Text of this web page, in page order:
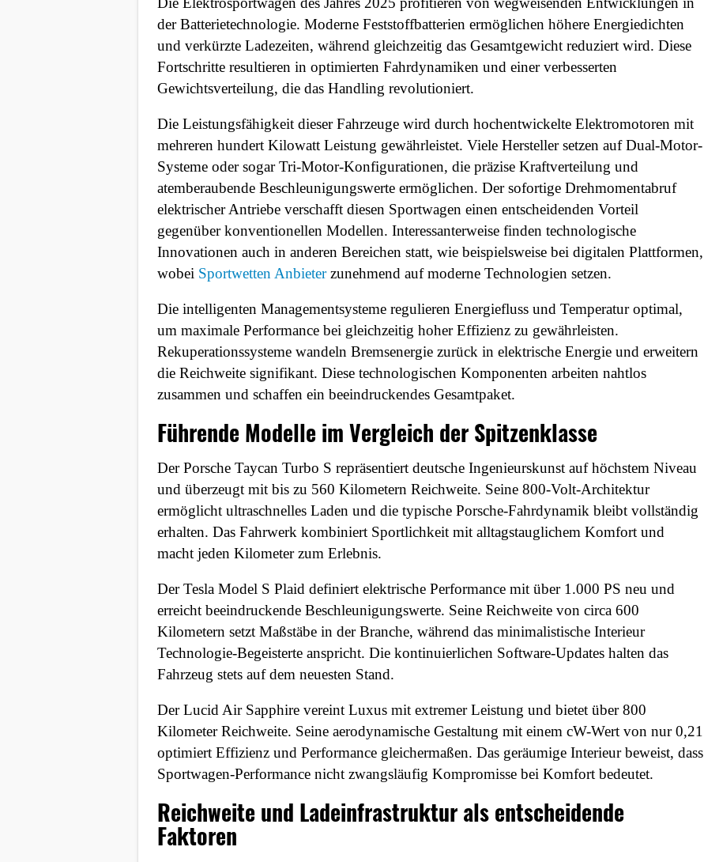
der Batterietechnologie. Moderne Feststoffbatterien ermöglichen höhere Energiedichten
und verkürzte Ladezeiten, während gleichzeitig das Gesamtgewicht reduziert wird. Diese
Fortschritte resultieren in optimierten Fahrdynamiken und einer verbesserten
Gewichtsverteilung, die das Handling revolutioniert.
Die Leistungsfähigkeit dieser Fahrzeuge wird durch hochentwickelte Elektromotoren mit
mehreren hundert Kilowatt Leistung gewährleistet. Viele Hersteller setzen auf Dual-Motor-
Systeme oder sogar Tri-Motor-Konfigurationen, die präzise Kraftverteilung und
atemberaubende Beschleunigungswerte ermöglichen. Der sofortige Drehmomentabruf
elektrischer Antriebe verschafft diesen Sportwagen einen entscheidenden Vorteil
gegenüber konventionellen Modellen. Interessanterweise finden technologische
Innovationen auch in anderen Bereichen statt, wie beispielsweise bei digitalen Plattformen,
wobei Sportwetten Anbieterzunehmend auf moderne Technologien setzen.
Die intelligenten Managementsysteme regulieren Energiefluss und Temperatur optimal,
um maximale Performance bei gleichzeitig hoher Effizienz zu gewährleisten.
Rekuperationssysteme wandeln Bremsenergie zurück in elektrische Energie und erweitern
die Reichweite signifikant. Diese technologischen Komponenten arbeiten nahtlos
zusammen und schaffen ein beeindruckendes Gesamtpaket.
Führende Modelle im Vergleich der Spitzenklasse
Der Porsche Taycan Turbo S repräsentiert deutsche Ingenieurskunst auf höchstem Niveau
und überzeugt mit bis zu 560 Kilometern Reichweite. Seine 800-Volt-Architektur
ermöglicht ultraschnelles Laden und die typische Porsche-Fahrdynamik bleibt vollständig
erhalten. Das Fahrwerk kombiniert Sportlichkeit mit alltagstauglichem Komfort und
macht jeden Kilometer zum Erlebnis.
Der Tesla Model S Plaid definiert elektrische Performance mit über 1.000 PS neu und
erreicht beeindruckende Beschleunigungswerte. Seine Reichweite von circa 600
Kilometern setzt Maßstäbe in der Branche, während das minimalistische Interieur
Technologie-Begeisterte anspricht. Die kontinuierlichen Software-Updates halten das
Fahrzeug stets auf dem neuesten Stand.
Der Lucid Air Sapphire vereint Luxus mit extremer Leistung und bietet über 800
Kilometer Reichweite. Seine aerodynamische Gestaltung mit einem cW-Wert von nur 0,21
optimiert Effizienz und Performance gleichermaßen. Das geräumige Interieur beweist, dass
Sportwagen-Performance nicht zwangsläufig Kompromisse bei Komfort bedeutet.
Reichweite und Ladeinfrastruktur als entscheidende
Faktoren
Um Inhalte von Videoplattformen und
Social Media Plattformen anzeigen zu
können, werden von diesen externen
Medien Cookies gesetzt.